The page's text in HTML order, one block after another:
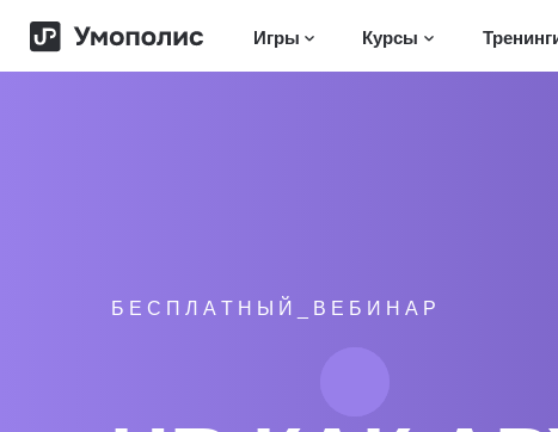
Игры Курсы
Б Е С П Л А Т Н Ы Й _ В Е Б И Н А Р